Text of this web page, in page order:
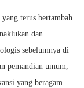
terus bertambah
dan
sebelumnya di
pemandian umum,
yang beragam.